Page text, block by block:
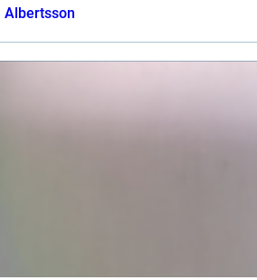
Albertsson